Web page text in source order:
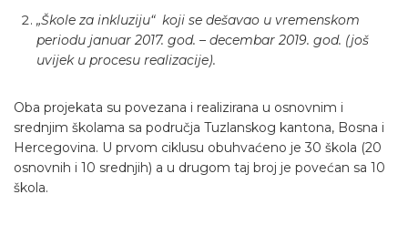
„Škole za inkluziju“ koji se dešavao u vremenskom
periodu januar 2017. god. – decembar 2019. god. (još
uvijek u procesu realizacije).
Oba projekata su povezana i realizirana u osnovnim i
srednjim školama sa područja Tuzlanskog kantona, Bosna i
Hercegovina. U prvom ciklusu obuhvaćeno je 30 škola (20
osnovnih i 10 srednjih) a u drugom taj broj je povećan sa 10
škola.